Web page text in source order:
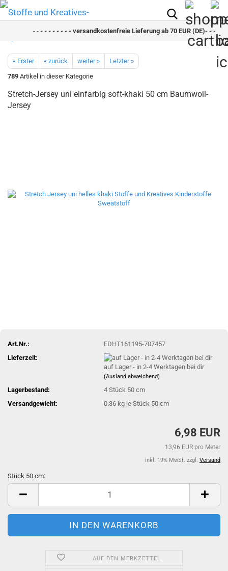
- -- - - - - - - - versandkostenfreie Lieferung ab 70 EUR (DE)- - - - -
« Erster « zurück weiter »
Letzter »
789 Artikel in dieser Kategorie
Stretch-Jersey uni einfarbig soft-khaki 50 cm Baumwoll-
Jersey
Art.Nr.:
EDHT161195-707457
Lieferzeit:
auf Lager - in 2-4 Werktagen bei dir
(Ausland abweichend)
Lagerbestand: 4Stück 50 cm
Versandgewicht:
0.36 kg je Stück 50 cm
6,98 EUR
13,96 EUR pro Meter
inkl. 19% MwSt. zzgl. Versand
Stück 50 cm:
Stück
cm
AUF DEN MERKZETTEL